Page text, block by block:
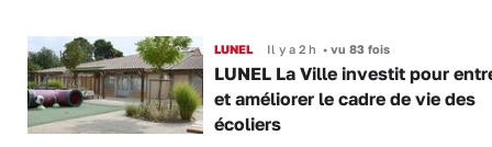
LUNEL Il y a 2 h •vu 83 fois
LUNEL La Ville investit pour
et améliorer le cadre de vie des
écoliers